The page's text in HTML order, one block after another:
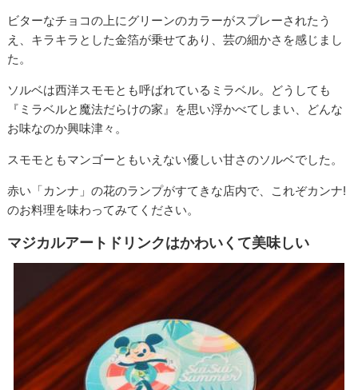
ビターなチョコの上にグリーンのカラーがスプレーされたう
え、キラキラとした金箔が乗せてあり、芸の細かさを感じまし
た。
ソルベは西洋スモモとも呼ばれているミラベル。どうしても
『ミラベルと魔法だらけの家』を思い浮かべてしまい、どんな
お味なのか興味津々。
スモモともマンゴーともいえない優しい甘さのソルベでした。
赤い「カンナ」の花のランプがすてきな店内で、これぞカンナ!
のお料理を味わってみてください。
マジカルアートドリンクはかわいくて美味しい